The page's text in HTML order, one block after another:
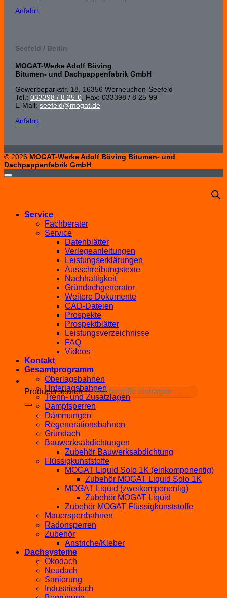
Anfahrt
Seefeld / Berlin
MOGAT-Werke Adolf Böving
Bitumen- und Dachpappenfabrik GmbH
Gewerbeparkstr. 18, 16356 Werneuchen-Seefeld
Tel.: 033398 / 8 25-0 , Fax: 033398 / 8 25-99
E-Mail: seefeld@mogat.de
Anfahrt
© 2026 MOGAT-Werke Adolf Böving Bitumen- und
Dachpappenfabrik GmbH
Products search
Service
Fachberater
Service
Datenblätter
Verlegeanleitungen
Leistungserklärungen
Ausschreibungstexte
Nachhaltigkeit
Gründachgenerator
Weitere Dokumente
CAD-Dateien
Prospekte
Prospektblätter
Leistungsverzeichnisse
FAQ
Videos
Kontakt
Gesamtprogramm
Oberlagsbahnen
Unterlagsbahnen
Trenn- und Zusatzlagen
Dampfsperren
Dämmungen
Regenerationsbahnen
Gründach
Bauwerksabdichtungen
Zubehör Bauwerksabdichtung
Flüssigkunststoffe
MOGAT Liquid Solo 1K (einkomponentig)
Zubehör MOGAT Liquid Solo 1K
MOGAT Liquid (zweikomponentig)
Zubehör MOGAT Liquid
Zubehör MOGAT Flüssigkunststoffe
Mauersperrbahnen
Radonsperren
Zubehör
Anstriche/Kleber
Dachsysteme
Ökodach
Neudach
Sanierung
Industriedach